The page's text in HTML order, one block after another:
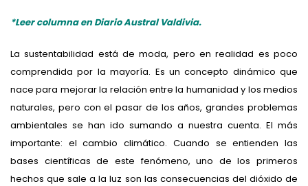
*Leer columna en Diario Austral Valdivia.
La sustentabilidad está de moda, pero en realidad es poco
comprendida por la mayoría. Es un concepto dinámico que
nace para mejorar la relación entre la humanidad y los medios
naturales, pero con el pasar de los años, grandes problemas
ambientales se han ido sumando a nuestra cuenta. El más
importante: el cambio climático. Cuando se entienden las
bases científicas de este fenómeno, uno de los primeros
hechos que sale a la luz son las consecuencias del dióxido de